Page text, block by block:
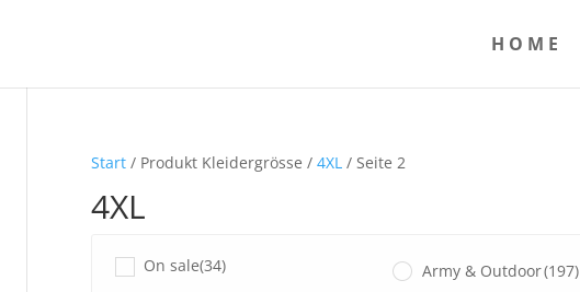
HOME
Start/ Produkt Kleidergrösse / 4XL/ Seite 2
4XL
On sale(34) Army & Outdoor(197)